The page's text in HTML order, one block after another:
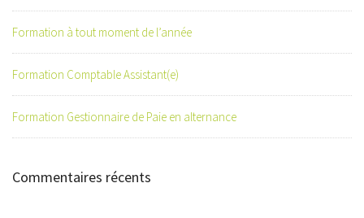
Formation à tout moment de l’année
Formation Comptable Assistant(e)
Formation Gestionnaire de Paie en alternance
Commentaires récents